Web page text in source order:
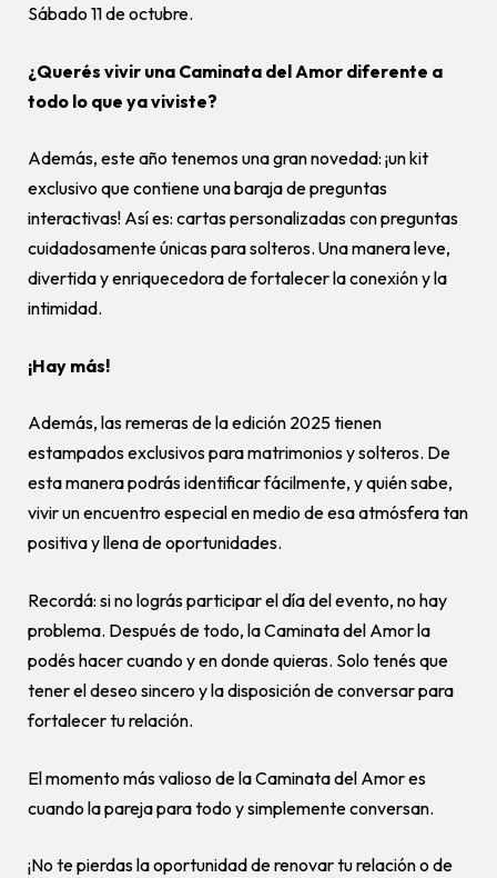
Sábado 11 de octubre.
¿Querés vivir una Caminata del Amor diferente a
todo lo que ya viviste?
Además, este año tenemos una gran novedad: ¡un kit
exclusivo que contiene una baraja de preguntas
interactivas! Así es: cartas personalizadas con preguntas
cuidadosamente únicas para solteros. Una manera leve,
divertida y enriquecedora de fortalecer la conexión y la
intimidad.
¡Hay más!
Además, las remeras de la edición 2025 tienen
estampados exclusivos para matrimonios y solteros. De
esta manera podrás identificar fácilmente, y quién sabe,
vivir un encuentro especial en medio de esa atmósfera tan
positiva y llena de oportunidades.
Recordá: si no lográs participar el día del evento, no hay
problema. Después de todo, la Caminata del Amor la
podés hacer cuando y en donde quieras. Solo tenés que
tener el deseo sincero y la disposición de conversar para
fortalecer tu relación.
El momento más valioso de la Caminata del Amor es
cuando la pareja para todo y simplemente conversan.
¡No te pierdas la oportunidad de renovar tu relación o de